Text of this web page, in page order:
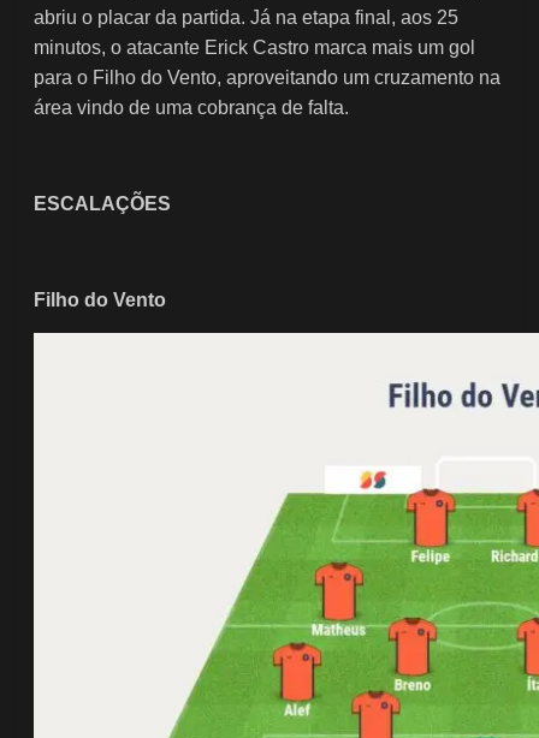
abriu o placar da partida. Já na etapa final, aos 25
minutos, o atacante Erick Castro marca mais um gol
para o Filho do Vento, aproveitando um cruzamento na
área vindo de uma cobrança de falta.
ESCALAÇÕES
Filho do Vento